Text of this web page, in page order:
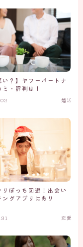
い？】ヤフーパートナ
ミ・評判は！
婚活
リぼっち回避！出会い
ングアプリにあり
恋愛